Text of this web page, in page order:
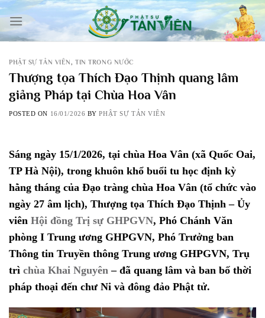
Skip
content
PHẬT SỰ TẢN VIÊN ,TIN TRONG NƯỚC
Thượng tọa Thích Đạo Thịnh quang lâm
giảng Pháp tại Chùa Hoa Vân
POSTED ON 16/01/2026 BYPHẬT SỰ TẢN VIÊN
Sáng ngày 15/1/2026, tại chùa Hoa Vân (xã Quốc Oai,
TP Hà Nội), trong khuôn khổ buổi tu học định kỳ
hằng tháng của Đạo tràng chùa Hoa Vân (tổ chức vào
ngày 27 âm lịch), Thượng tọa Thích Đạo Thịnh – Ủy
viên Hội đồng Trị sự GHPGVN, Phó Chánh Văn
phòng I Trung ương GHPGVN, Phó Trưởng ban
Thông tin Truyền thông Trung ương GHPGVN, Trụ
trì chùa Khai Nguyên – đã quang lâm và ban bố thời
pháp thoại đến chư Ni và đông đảo Phật tử.